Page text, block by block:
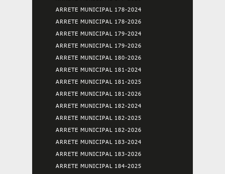
ARRETE MUNICIPAL 178-2024
ARRETE MUNICIPAL 178-2026
ARRETE MUNICIPAL 179-2024
ARRETE MUNICIPAL 179-2026
ARRETE MUNICIPAL 180-2026
ARRETE MUNICIPAL 181-2024
ARRETE MUNICIPAL 181-2025
ARRETE MUNICIPAL 181-2026
ARRETE MUNICIPAL 182-2024
ARRETE MUNICIPAL 182-2025
ARRETE MUNICIPAL 182-2026
ARRETE MUNICIPAL 183-2024
ARRETE MUNICIPAL 183-2026
ARRETE MUNICIPAL 184-2025